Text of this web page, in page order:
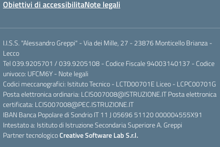
Obiettivi di accessibilitaNote legali
I.I.S.S. "Alessandro Greppi" - Via dei Mille, 27 - 23876 Monticello Brianza -
Lecco
Tel 039.9205701 / 039.9205108 - Codice Fiscale 94003140137 - Codice
univoco: UFCM6Y - Note legali
Codici meccanografici: Istituto Tecnico - LCTD00701E Liceo - LCPC00701G
Posta elettronica ordinaria: LCIS007008@ISTRUZIONE.IT Posta elettronica
certificata: LCIS007008@PEC.ISTRUZIONE.IT
IBAN Banca Popolare di Sondrio IT 11 J 05696 51120 000004555X91
Intestato a: Istituto di Istruzione Secondaria Superiore A. Greppi
Partner tecnologicoCreative Software Lab S.r.l.